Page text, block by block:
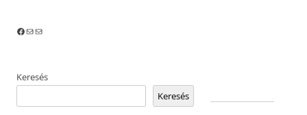
Facebook
Mail
Mail
Keresés
Keresés